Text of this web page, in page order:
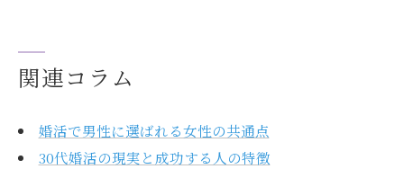
関連コラム
婚活で男性に選ばれる女性の共通点
30代婚活の現実と成功する人の特徴